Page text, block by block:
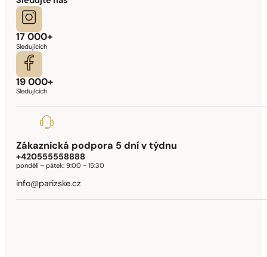
17 000+
Sledujících
19 000+
Sledujících
Zákaznická podpora 5 dní v týdnu
+420555558888
pondělí – pátek:9:00 - 15:30
info@parizske.cz